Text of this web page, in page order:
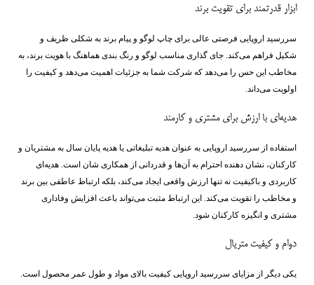
ابزار قدرتمند برای تقویت برند
سررسید اروپایی فرصتی عالی برای چاپ لوگو و پیام برند به شکلی ظریف و
شکیل فراهم می‌کند. جای گذاری مناسب لوگو و رنگ ‌بندی هماهنگ با هویت برند، به
مخاطب این حس را می‌دهد که شرکت شما به جزئیات اهمیت می‌دهد و کیفیت را
اولویت می‌داند.
هدیه‌ای با ارزش برای مشتری و کارمند
استفاده از سررسید اروپایی به عنوان هدیه تبلیغاتی یا هدیه پایان سال به مشتریان و
کارکنان، نشان ‌دهنده احترام به آن‌ها و قدردانی از همکاری ‌شان است. هدیه‌ای
کاربردی و باکیفیت نه تنها ارزش واقعی ایجاد می‌کند، بلکه ارتباط عاطفی بین برند
و مخاطب را تقویت می‌کند. این ارتباط مثبت می‌تواند باعث افزایش وفاداری
مشتری و انگیزه کارکنان شود.
دوام و کیفیت متریال
یکی دیگر از مزایای سررسید اروپایی کیفیت بالای مواد و طول عمر محصول است.